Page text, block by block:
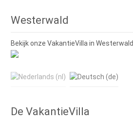
Westerwald
Bekijk onze VakantieVilla in Westerwald
De VakantieVilla